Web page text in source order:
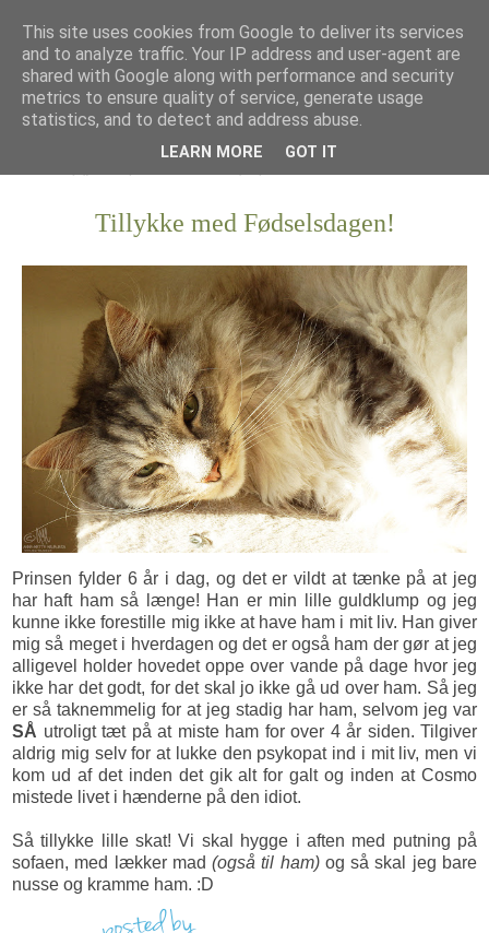
Tillykke med Fødselsdagen!
Prinsen fylder 6 år i dag, og det er vildt at tænke på at jeg
har haft ham så længe! Han er min lille guldklump og jeg
kunne ikke forestille mig ikke at have ham i mit liv. Han giver
mig så meget i hverdagen og det er også ham der gør at jeg
alligevel holder hovedet oppe over vande på dage hvor jeg
ikke har det godt, for det skal jo ikke gå ud over ham. Så jeg
er så taknemmelig for at jeg stadig har ham, selvom jeg var
SÅ utroligt tæt på at miste ham for over 4 år siden. Tilgiver
aldrig mig selv for at lukke den psykopat ind i mit liv, men vi
kom ud af det inden det gik alt for galt og inden at Cosmo
mistede livet i hænderne på den idiot.
Så tillykke lille skat! Vi skal hygge i aften med putning på
sofaen, med lækker mad(også til ham)og så skal jeg bare
nusse og kramme ham. :D
This site uses cookies from Google to deliver its services
and to analyze traffic. Your IP address and user-agent are
shared with Google along with performance and security
metrics to ensure quality of service, generate usage
statistics, and to detect and address abuse.
LEARN MORE GOT IT